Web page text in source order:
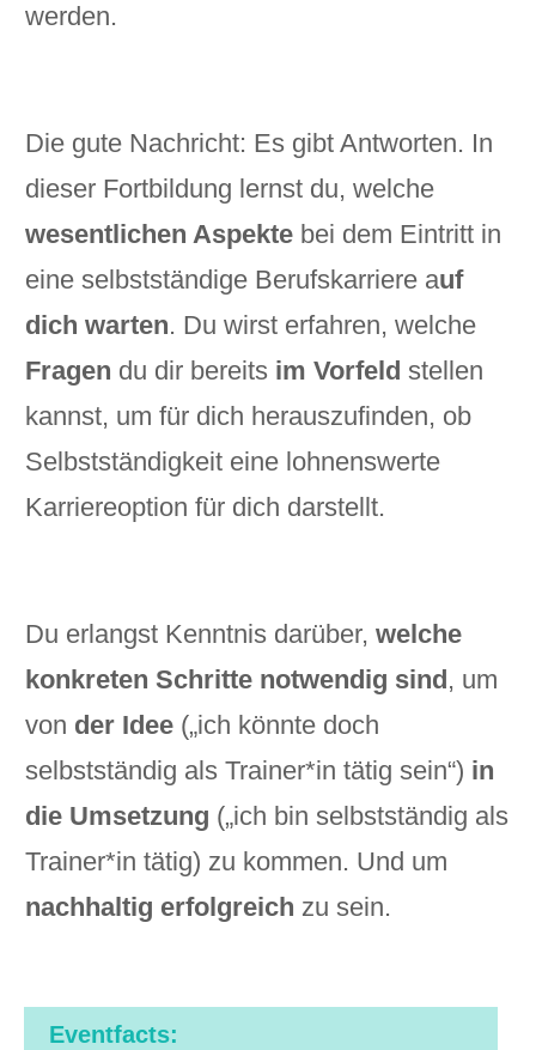
werden.
Die gute Nachricht: Es gibt Antworten. In
dieser Fortbildung lernst du, welche
wesentlichen Aspekte bei dem Eintritt in
eine selbstständige Berufskarriere auf
dich warten. Du wirst erfahren, welche
Fragen du dir bereits im Vorfeld stellen
kannst, um für dich herauszufinden, ob
Selbstständigkeit eine lohnenswerte
Karriereoption für dich darstellt.
Du erlangst Kenntnis darüber, welche
konkreten Schritte notwendig sind, um
von der Idee („ich könnte doch
selbstständig als Trainer*in tätig sein“) in
die Umsetzung („ich bin selbstständig als
Trainer*in tätig) zu kommen. Und um
nachhaltig erfolgreich zu sein.
Eventfacts: